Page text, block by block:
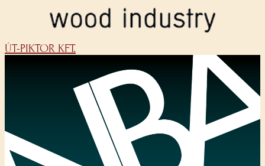
ÚT-PIKTOR KFT.